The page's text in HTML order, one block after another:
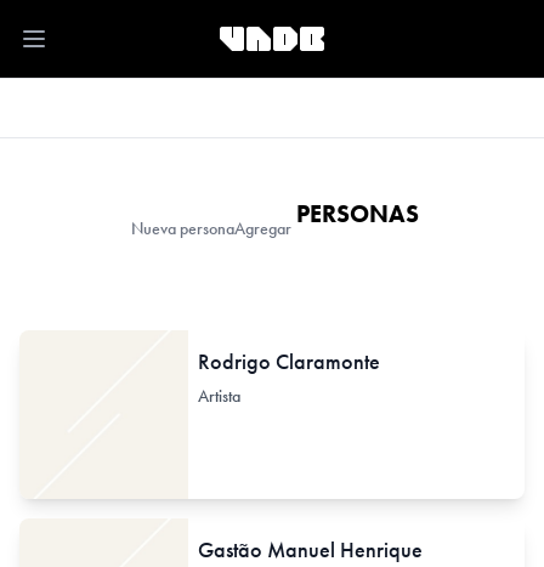
Open main menu
Nueva personaAgregar PERSONAS
Rodrigo Claramonte
Artista
Gastão Manuel Henrique